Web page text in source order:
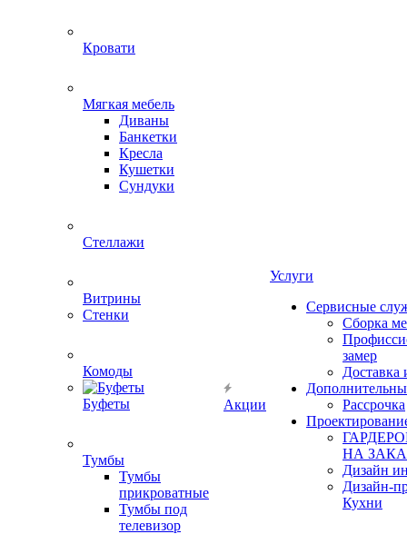
Кровати
Мягкая мебель
Диваны
Банкетки
Кресла
Кушетки
Сундуки
Стеллажи
Витрины
Стенки
Комоды
Буфеты
Тумбы
Тумбы
прикроватные
Тумбы под
телевизор
Акции
Услуги
Сервисные
Сборка
замер
Доставка
Рассрочка
НА
Дизайн
Дизайн-
Кухни